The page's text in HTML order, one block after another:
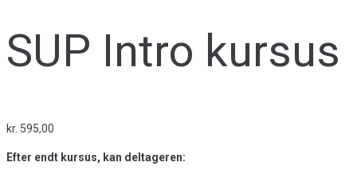
SUP Intro kursus
kr. 595,00
Efter endt kursus, kan deltageren: